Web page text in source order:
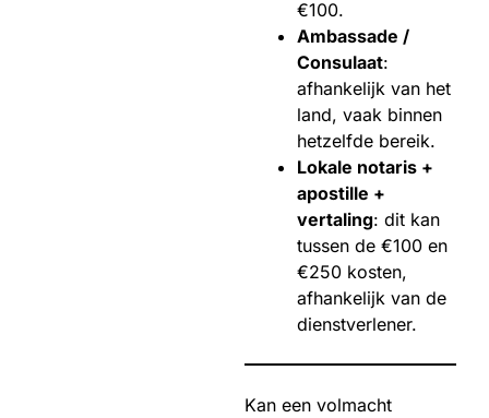
€100.
Ambassade /
Consulaat:
afhankelijk van het
land, vaak binnen
hetzelfde bereik.
Lokale notaris +
apostille +
vertaling: dit kan
tussen de €100 en
€250 kosten,
afhankelijk van de
dienstverlener.
Kan een volmacht